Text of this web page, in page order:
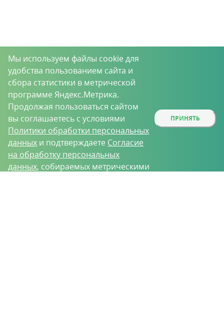
Мы используем файлы cookie для
удобства пользованием сайта и
сбора статистики в метрической
программе Яндекс.Метрика.
Продолжая пользоваться сайтом
вы соглашаетесь с условиями
Политики обработки персональных
данных и подтверждаете Согласие
на обработку персональных
данных, собираемых метрическими
ПРИНЯТЬ